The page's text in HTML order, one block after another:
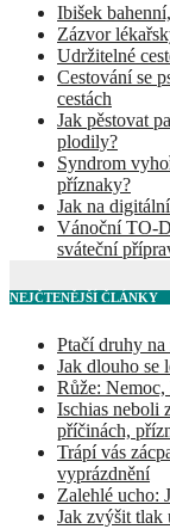
Ibišek
Zázvor
Udržitelné
Cestování se
cestách
Jak pěstovat
plodily?
Syndrom
příznaky?
Jak na
Vánoční TO-
sváteční
NEJČTENĚJŠÍ ČLÁNKY
Ptačí druhy
Jak dlouho se
Růže: Nemoc,
Ischias neboli
příčinách,
Trápí vás
vyprázdnění
Zalehlé ucho:
Jak zvýšit tlak